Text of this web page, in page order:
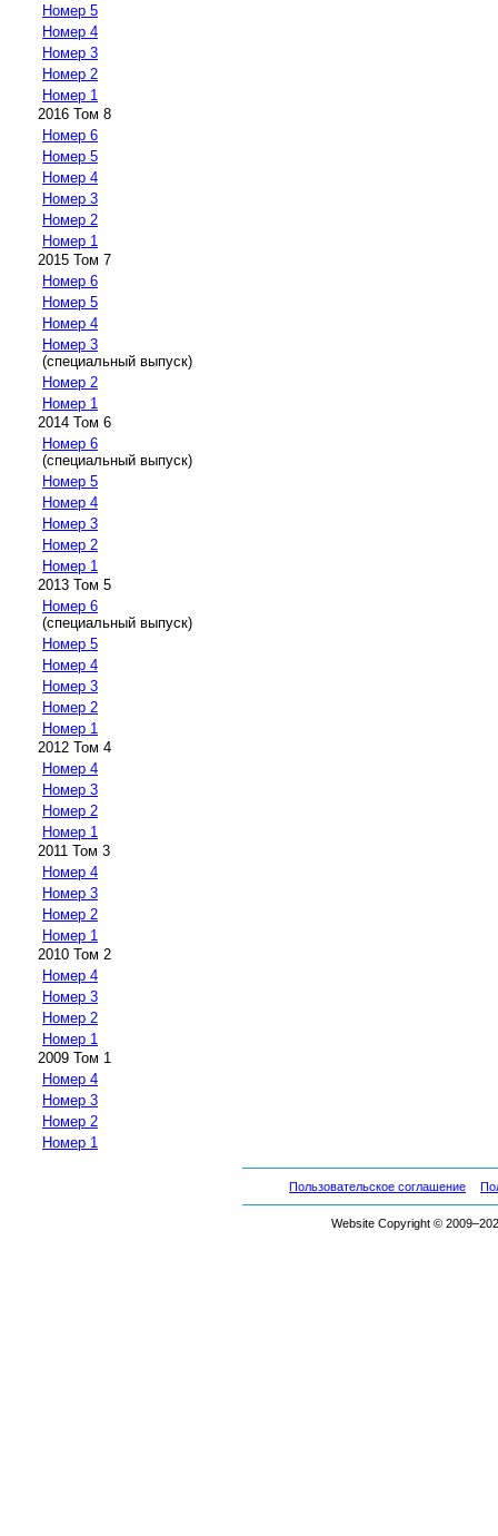
Номер 5
Номер 4
Номер 3
Номер 2
Номер 1
2016 Том 8
Номер 6
Номер 5
Номер 4
Номер 3
Номер 2
Номер 1
2015 Том 7
Номер 6
Номер 5
Номер 4
Номер 3
(специальный выпуск)
Номер 2
Номер 1
2014 Том 6
Номер 6
(специальный выпуск)
Номер 5
Номер 4
Номер 3
Номер 2
Номер 1
2013 Том 5
Номер 6
(специальный выпуск)
Номер 5
Номер 4
Номер 3
Номер 2
Номер 1
2012 Том 4
Номер 4
Номер 3
Номер 2
Номер 1
2011 Том 3
Номер 4
Номер 3
Номер 2
Номер 1
2010 Том 2
Номер 4
Номер 3
Номер 2
Номер 1
2009 Том 1
Номер 4
Номер 3
Номер 2
Номер 1
Пользовательское соглашение
Website Copyright ©